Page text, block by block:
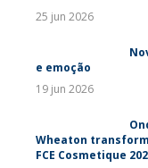
25 jun 2026
e emoção
19 jun 2026
Wheaton
FCE Cosmetique